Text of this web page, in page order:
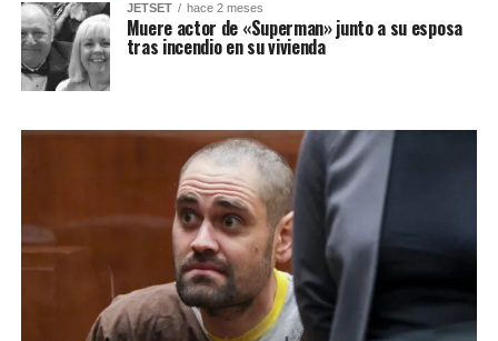
JETSET hace 2 meses
Muere actor de «Superman» junto a su esposa
tras incendio en su vivienda